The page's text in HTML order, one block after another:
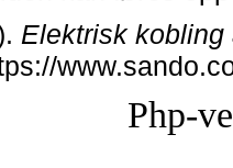
Elektrisk
Php-